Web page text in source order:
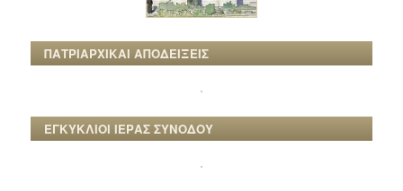
ΠΑΤΡΙΑΡΧΙΚΑΙ ΑΠΟΔΕΙΞΕΙΣ
ΕΓΚΥΚΛΙΟΙ ΙΕΡΑΣ ΣΥΝΟΔΟΥ